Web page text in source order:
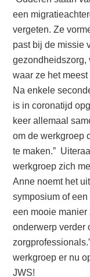
een
vergeten. Ze
past bij de missie
gezondheidszorg,
waar ze het
Na enkele
is in coronatijd
keer allemaal
om de werkgroep
te maken.”
werkgroep zich
Anne noemt het
symposium of
een mooie
onderwerp verder
werkgroep er nu
JWS!